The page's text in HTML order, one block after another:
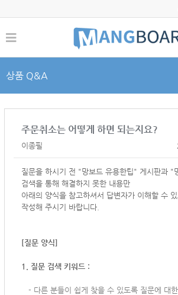
상품 Q&A
주문취소는 어떻게 하면 되는지요?
이종필
질문을 하시기 전 "망보드 유용한팁" 게시판과 "
검색을 통해 해결하지 못한 내용만
아래의 양식을 참고하셔서 답변자가 이해할 수
작성해 주시기 바랍니다.
[질문 양식]
1. 질문 검색 키워드 :
- 다른 분들이 쉽게 찾을 수 있도록 질문에 대